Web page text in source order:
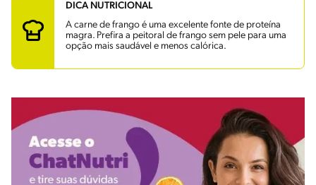
DICA NUTRICIONAL
A carne de frango é uma excelente fonte de proteína
magra. Prefira a peitoral de frango sem pele para uma
opção mais saudável e menos calórica.